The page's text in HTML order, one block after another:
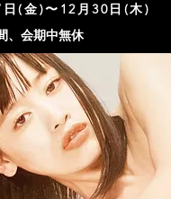
(金)〜12月30日(木)
、会期中無休